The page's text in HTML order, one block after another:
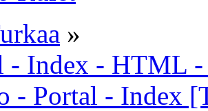
»
- Index - HTML
- Portal - Index